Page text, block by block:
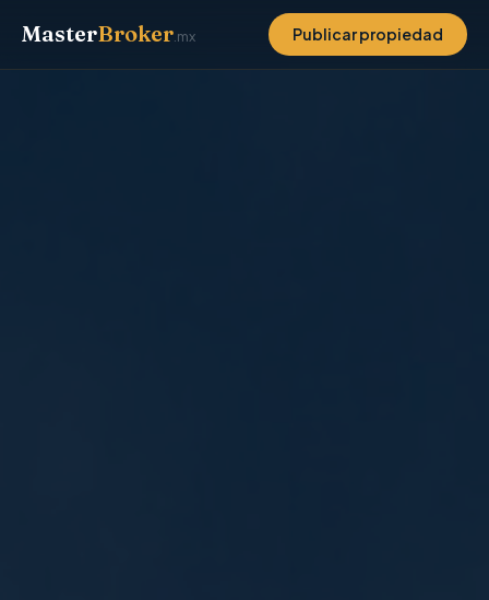
MasterBroker .mx Publicar propiedad